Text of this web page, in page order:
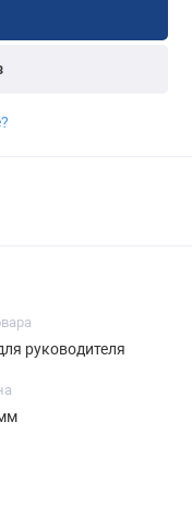
руководителя